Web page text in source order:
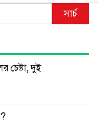
সার্চ
চেষ্টা, দুই